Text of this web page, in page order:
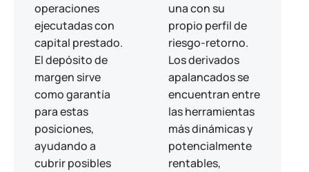
operaciones
ejecutadas con
capital prestado.
El depósito de
margen sirve
como garantía
para estas
posiciones,
ayudando a
cubrir posibles
una con su
propio perfil de
riesgo-retorno.
Los derivados
apalancados se
encuentran entre
las herramientas
más dinámicas y
potencialmente
rentables,